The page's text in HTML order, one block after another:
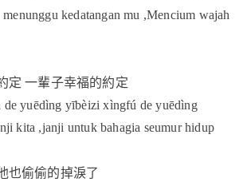
kedatangan mu ,Mencium wajah
定 一輩子幸福的約定
yuēdìng yībèizi xìngfú de yuēdìng
kita ,janji untuk bahagia seumur hidup
也偷偷的掉淚了